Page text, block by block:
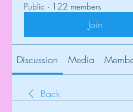
Public · 122 members
Join
Discussion Media
Back